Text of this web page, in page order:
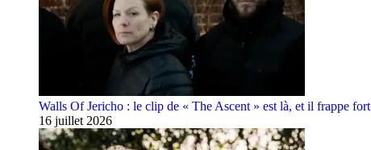
Walls Of Jericho : le clip de « The Ascent » est là, et il frappe fort
16 juillet 2026